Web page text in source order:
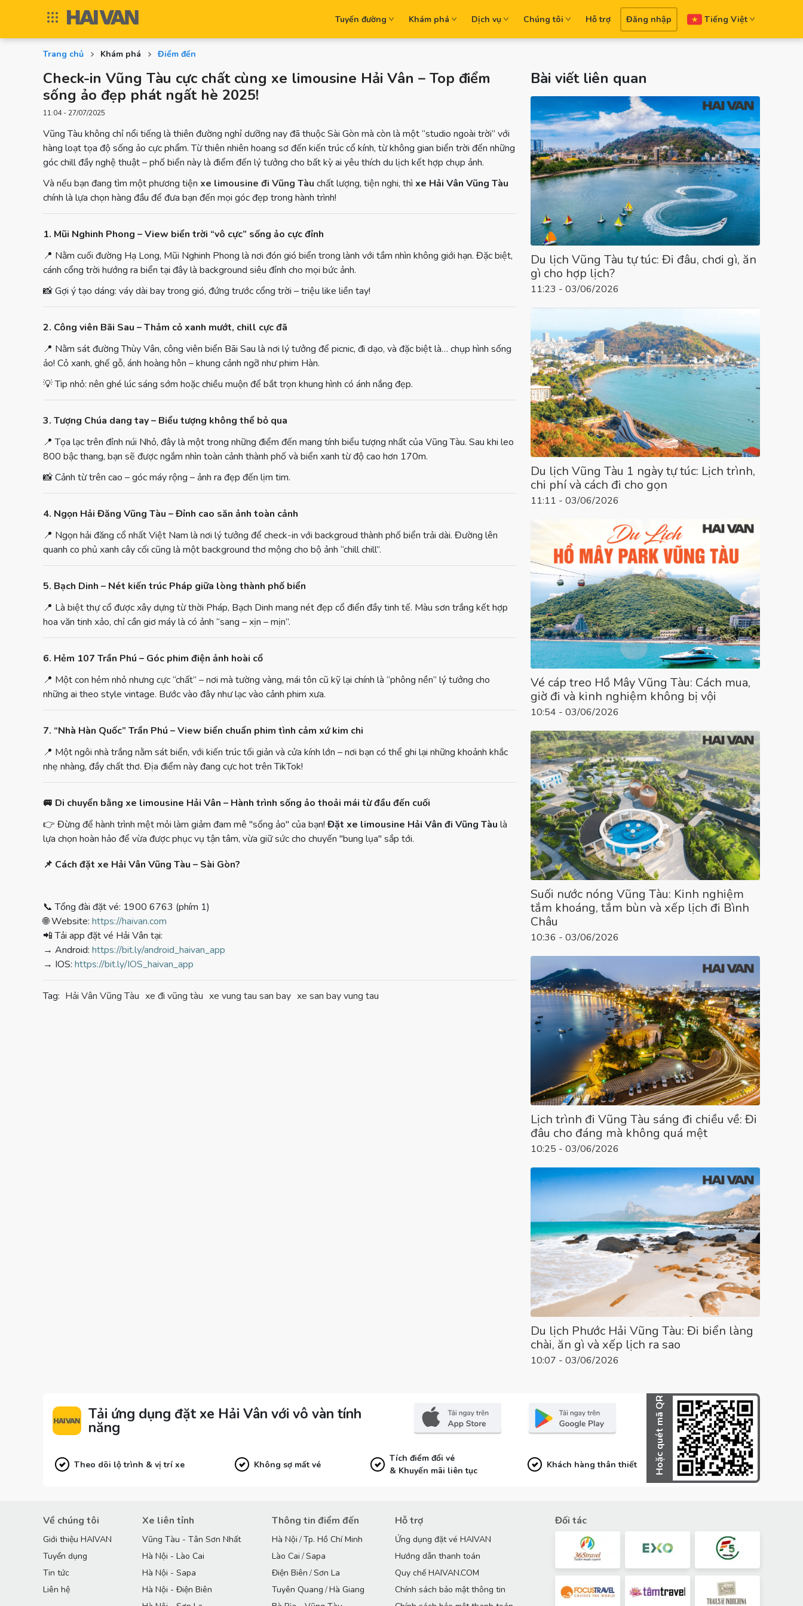
Tuyến đường Khám phá Dịch vụ Chúng tôi Hỗ trợ Đăng nhập Tiếng Việt
Trang chủ Khám phá Điểm đến
Check-in Vũng Tàu cực chất cùng xe limousine Hải Vân – Top điểm
sống ảo đẹp phát ngất hè 2025!
11:04 - 27/07/2025
Vũng Tàu không chỉ nổi tiếng là thiên đường nghỉ dưỡng nay đã thuộc Sài Gòn mà còn là một “studio ngoài trời” với
hàng loạt tọa độ sống ảo cực phẩm. Từ thiên nhiên hoang sơ đến kiến trúc cổ kính, từ không gian biển trời đến những
góc chill đầy nghệ thuật – phố biển này là điểm đến lý tưởng cho bất kỳ ai yêu thích du lịch kết hợp chụp ảnh.
Và nếu bạn đang tìm một phương tiện xe limousine đi Vũng Tàu chất lượng, tiện nghi, thì xe Hải Vân Vũng Tàu
chính là lựa chọn hàng đầu để đưa bạn đến mọi góc đẹp trong hành trình!
1. Mũi Nghinh Phong – View biển trời “vô cực” sống ảo cực đỉnh
📍 Nằm cuối đường Hạ Long, Mũi Nghinh Phong là nơi đón gió biển trong lành với tầm nhìn không giới hạn. Đặc biệt,
cánh cổng trời hướng ra biển tại đây là background siêu đỉnh cho mọi bức ảnh.
📸Gợi ý tạo dáng: váy dài bay trong gió, đứng trước cổng trời – triệu like liền tay!
2. Công viên Bãi Sau – Thảm cỏ xanh mướt, chill cực đã
📍 Nằm sát đường Thùy Vân, công viên biển Bãi Sau là nơi lý tưởng để picnic, đi dạo, và đặc biệt là… chụp hình sống
ảo! Cỏ xanh, ghế gỗ, ánh hoàng hôn – khung cảnh ngỡ như phim Hàn.
💡Tip nhỏ: nên ghé lúc sáng sớm hoặc chiều muộn để bắt trọn khung hình có ánh nắng đẹp.
3. Tượng Chúa dang tay – Biểu tượng không thể bỏ qua
📍 Tọa lạc trên đỉnh núi Nhỏ, đây là một trong những điểm đến mang tính biểu tượng nhất của Vũng Tàu. Sau khi leo
800 bậc thang, bạn sẽ được ngắm nhìn toàn cảnh thành phố và biển xanh từ độ cao hơn 170m.
📸Cảnh từ trên cao – góc máy rộng – ảnh ra đẹp đến lịm tim.
4. Ngọn Hải Đăng Vũng Tàu – Đỉnh cao săn ảnh toàn cảnh
📍 Ngọn hải đăng cổ nhất Việt Nam là nơi lý tưởng để check-in với backgroud thành phố biển trải dài. Đường lên
quanh co phủ xanh cây cối cũng là một background thơ mộng cho bộ ảnh “chill chill”.
5. Bạch Dinh – Nét kiến trúc Pháp giữa lòng thành phố biển
📍 Là biệt thự cổ được xây dựng từ thời Pháp, Bạch Dinh mang nét đẹp cổ điển đầy tinh tế. Màu sơn trắng kết hợp
hoa văn tinh xảo, chỉ cần giơ máy là có ảnh “sang – xịn – mịn”.
6. Hẻm 107 Trần Phú – Góc phim điện ảnh hoài cổ
📍 Một con hẻm nhỏ nhưng cực “chất” – nơi mà tường vàng, mái tôn cũ kỹ lại chính là “phông nền” lý tưởng cho
những ai theo style vintage. Bước vào đây như lạc vào cảnh phim xưa.
7. “Nhà Hàn Quốc” Trần Phú – View biển chuẩn phim tình cảm xứ kim chi
📍 Một ngôi nhà trắng nằm sát biển, với kiến trúc tối giản và cửa kính lớn – nơi bạn có thể ghi lại những khoảnh khắc
nhẹ nhàng, đầy chất thơ. Địa điểm này đang cực hot trên TikTok!
🚐 Di chuyển bằng xe limousine Hải Vân – Hành trình sống ảo thoải mái từ đầu đến cuối
👉 Đừng để hành trình mệt mỏi làm giảm đam mê "sống ảo" của bạn!Đặt xe limousine Hải Vân đi Vũng Tàu là
lựa chọn hoàn hảo để vừa được phục vụ tận tâm, vừa giữ sức cho chuyến "bung lụa" sắp tới.
📌 Cách đặt xe Hải Vân Vũng Tàu – Sài Gòn?
📞 Tổng đài đặt vé: 1900 6763 (phím 1)
🌐Website: https://haivan.com
📲Tải app đặt vé Hải Vân tại:
→ Android: https://bit.ly/android_haivan_app
→ IOS: https://bit.ly/IOS_haivan_app
Tag: Hải Vân Vũng Tàu xe đi vũng tàu xe vung tau san bay xe san bay vung tau
Bài viết liên quan
Du lịch Vũng Tàu tự túc: Đi đâu, chơi gì, ăn
gì cho hợp lịch?
11:23 - 03/06/2026
Du lịch Vũng Tàu 1 ngày tự túc: Lịch trình,
chi phí và cách đi cho gọn
11:11 - 03/06/2026
Vé cáp treo Hồ Mây Vũng Tàu: Cách mua,
giờ đi và kinh nghiệm không bị vội
10:54 - 03/06/2026
Suối nước nóng Vũng Tàu: Kinh nghiệm
tắm khoáng, tắm bùn và xếp lịch đi Bình
Châu
10:36 - 03/06/2026
Lịch trình đi Vũng Tàu sáng đi chiều về: Đi
đâu cho đáng mà không quá mệt
10:25 - 03/06/2026
Du lịch Phước Hải Vũng Tàu: Đi biển làng
chài, ăn gì và xếp lịch ra sao
10:07 - 03/06/2026
Tải ứng dụng đặt xe Hải Vân với vô vàn tính
năng
Theo dõi lộ trình & vị trí xe Không sợ mất vé
Tích điểm đổi vé
& Khuyến mãi liên tục
Khách hàng thân thiết Hoặc quét mã QR
Về chúng tôi
Giới thiệu HAIVAN
Tuyển dụng
Tin tức
Liên hệ
Xe liên tỉnh
Vũng Tàu - Tân Sơn Nhất
Hà Nội - Lào Cai
Hà Nội - Sapa
Hà Nội - Điện Biên
Thông tin điểm đến
Hà Nội /Tp. Hồ Chí Minh
Lào Cai /Sapa
Điện Biên /Sơn La
Tuyên Quang /Hà Giang
Hỗ trợ
Ứng dụng đặt vé HAIVAN
Hướng dẫn thanh toán
Quy chế HAIVAN.COM
Chính sách bảo mật thông tin
Đối tác